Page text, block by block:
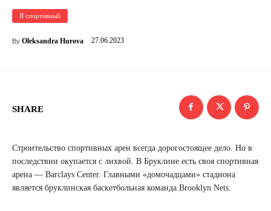
Я спортивный
By Oleksandra Hurova 27.06.2023
SHARE
Строительство спортивных арен всегда дорогостоящее дело. Но в
последствии окупается с лихвой. В Бруклине есть своя спортивная
арена — Barclays Center. Главными «домочадцами» стадиона
является бруклинская баскетбольная команда Brooklyn Nets.